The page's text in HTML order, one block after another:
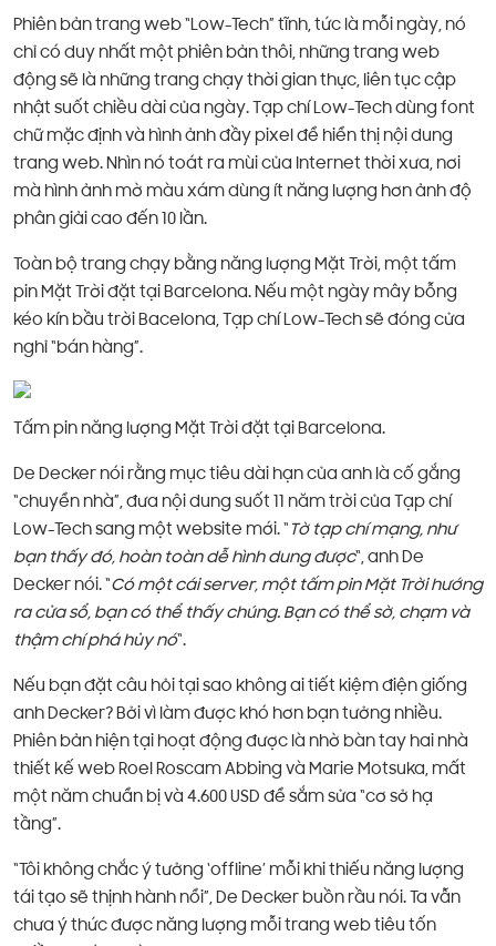
Phiên bản trang web “Low-Tech” tĩnh, tức là mỗi ngày, nó
chỉ có duy nhất một phiên bản thôi, những trang web
động sẽ là những trang chạy thời gian thực, liên tục cập
nhật suốt chiều dài của ngày. Tạp chí Low-Tech dùng font
chữ mặc định và hình ảnh đầy pixel để hiển thị nội dung
trang web. Nhìn nó toát ra mùi của Internet thời xưa, nơi
mà hình ảnh mờ màu xám dùng ít năng lượng hơn ảnh độ
phân giải cao đến 10 lần.
Toàn bộ trang chạy bằng năng lượng Mặt Trời, một tấm
pin Mặt Trời đặt tại Barcelona. Nếu một ngày mây bỗng
kéo kín bầu trời Bacelona, Tạp chí Low-Tech sẽ đóng cửa
nghỉ “bán hàng”.
Tấm pin năng lượng Mặt Trời đặt tại Barcelona.
De Decker nói rằng mục tiêu dài hạn của anh là cố gắng
“chuyển nhà”, đưa nội dung suốt 11 năm trời của Tạp chí
Low-Tech sang một website mới. “ Tờ tạp chí mạng, như
bạn thấy đó, hoàn toàn dễ hình dung được“, anh De
Decker nói. “Có một cái server, một tấm pin Mặt Trời hướng
ra cửa sổ, bạn có thể thấy chúng. Bạn có thể sờ, chạm và
thậm chí phá hủy nó“.
Nếu bạn đặt câu hỏi tại sao không ai tiết kiệm điện giống
anh Decker? Bởi vì làm được khó hơn bạn tưởng nhiều.
Phiên bản hiện tại hoạt động được là nhờ bàn tay hai nhà
thiết kế web Roel Roscam Abbing và Marie Motsuka, mất
một năm chuẩn bị và 4.600 USD để sắm sửa “cơ sở hạ
tầng”.
“Tôi không chắc ý tưởng ‘offline’ mỗi khi thiếu năng lượng
tái tạo sẽ thịnh hành nổi”, De Decker buồn rầu nói. Ta vẫn
chưa ý thức được năng lượng mỗi trang web tiêu tốn